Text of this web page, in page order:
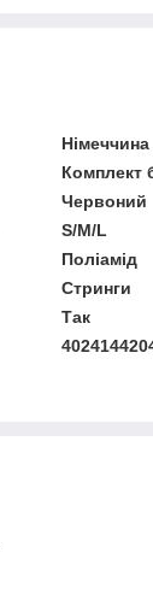
Німеччина
Комплект
Червоний
S/M/L
Поліамід
Стринги
Так